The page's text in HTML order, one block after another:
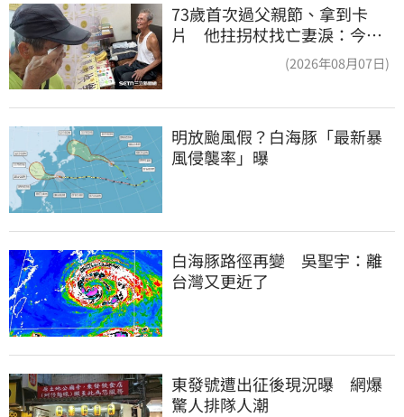
73歲首次過父親節、拿到卡
片 他拄拐杖找亡妻淚：今天
好多人來幫我慶祝(2026年08月07日)
明放颱風假？白海豚「最新暴
風侵襲率」曝
白海豚路徑再變　吳聖宇：離
台灣又更近了
東發號遭出征後現況曝　網爆
驚人排隊人潮